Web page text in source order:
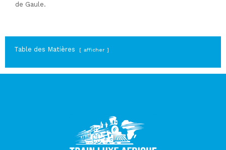
de Gaule.
Table des Matières afficher